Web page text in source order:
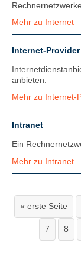
Mehr zu Internet
Internet-Provider
anbieten.
Mehr zu Internet-
Intranet
Ein
Mehr zu Intranet
« erste Seite
7 8